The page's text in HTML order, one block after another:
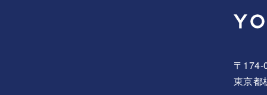
〒174-
東京都